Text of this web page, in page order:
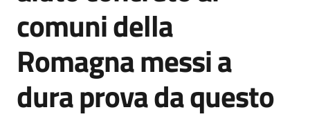
comuni della
Romagna messi a
dura prova da questo